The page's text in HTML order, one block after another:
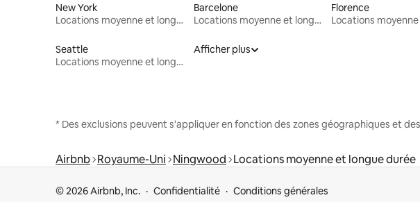
New York
Locations moyenne et longue durée
Barcelone
Locations moyenne et longue durée
Florence
Seattle
Locations moyenne et longue durée
Afficher plus
* Des exclusions peuvent s'appliquer en fonction des zones géographiques et
Airbnb Royaume-Uni Ningwood Locations moyenne et longue durée
© 2026 Airbnb, Inc. Confidentialité Conditions générales